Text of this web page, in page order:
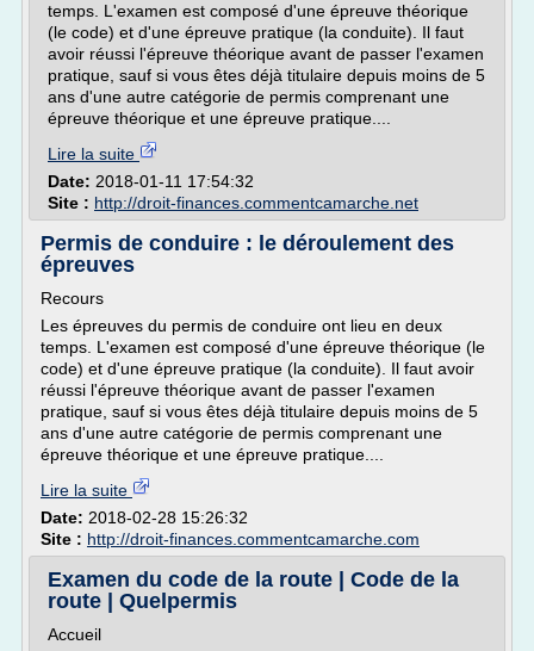
temps. L'examen est composé d'une épreuve théorique
(le code) et d'une épreuve pratique (la conduite). Il faut
avoir réussi l'épreuve théorique avant de passer l'examen
pratique, sauf si vous êtes déjà titulaire depuis moins de 5
ans d'une autre catégorie de permis comprenant une
épreuve théorique et une épreuve pratique....
Lire la suite
Date: 2018-01-11 17:54:32
Site : http://droit-finances.commentcamarche.net
Permis de conduire : le déroulement des
épreuves
Recours
Les épreuves du permis de conduire ont lieu en deux
temps. L'examen est composé d'une épreuve théorique (le
code) et d'une épreuve pratique (la conduite). Il faut avoir
réussi l'épreuve théorique avant de passer l'examen
pratique, sauf si vous êtes déjà titulaire depuis moins de 5
ans d'une autre catégorie de permis comprenant une
épreuve théorique et une épreuve pratique....
Lire la suite
Date: 2018-02-28 15:26:32
Site : http://droit-finances.commentcamarche.com
Examen du code de la route | Code de la
route | Quelpermis
Accueil